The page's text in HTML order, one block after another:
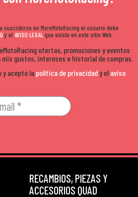
suscribirse en MoreMotoRacing el usuario debe
y el AVISO LEGALque existe en este sitio Web.
ofertas, promociones y eventos
mis gustos, intereses e historial de compras.
y acepto la política de privacidady el aviso
RECAMBIOS, PIEZAS Y
ACCESORIOS QUAD